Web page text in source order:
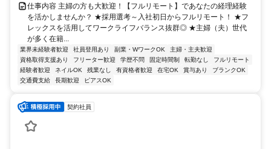
仕事内容 主婦の方も大歓迎！【フルリモート】であなたの経理経験
を活かしませんか？ ★採用選考～入社初日からフルリモート！ ★フ
レックスを活用してワークライフバランス抜群◎ ★主婦（夫）世代
が多く在籍...
業界未経験者歓迎 社員登用あり 副業・WワークOK
主婦・主夫歓迎
資格取得支援あり
フリーター歓迎 学歴不問 固定時間制 転勤なし
フルリモート
経験者歓迎
ネイルOK 残業なし 有資格者歓迎 在宅OK 賞与あり
ブランクOK
交通費支給
長期歓迎 ピアスOK
契約社員